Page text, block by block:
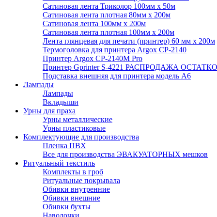
Сатиновая лента Триколор 100мм х 50м
Сатиновая лента плотная 80мм х 200м
Сатиновая лента 100мм х 200м
Сатиновая лента плотная 100мм х 200м
Лента глянцевая для печати (принтер) 60 мм х 200м
Термоголовка для принтера Argox CP-2140
Принтер Argox CP-2140M Pro
Принтер Gprinter S-4221 РАСПРОДАЖА
Подставка внешняя для принтера модель А6
Лампады
Лампады
Вкладыши
Урны для праха
Урны металлические
Урны пластиковые
Комплектующие для производства
Пленка ПВХ
Все для производства ЭВАКУАТОРНЫХ мешков
Ритуальный текстиль
Комплекты в гроб
Ритуальные покрывала
Обивки внутренние
Обивки внешние
Обивки бухты
Наволочки